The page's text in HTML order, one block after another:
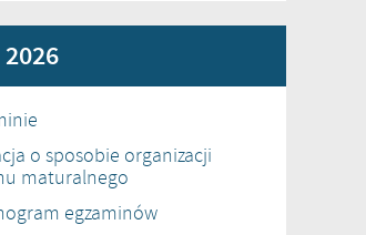
o sposobie organizacji
maturalnego
egzaminów